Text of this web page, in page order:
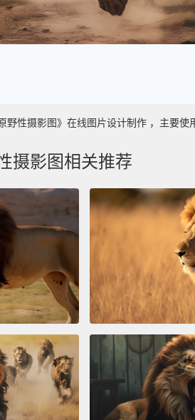
野性摄影图》在线图片设计制作 ，主要
摄影图相关推荐